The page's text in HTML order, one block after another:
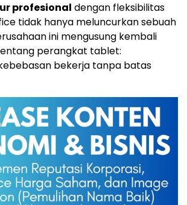
profesional dengan fleksibilitas
tidak hanya meluncurkan sebuah
ini mengusung kembali
perangkat tablet:
bekerja tanpa batas